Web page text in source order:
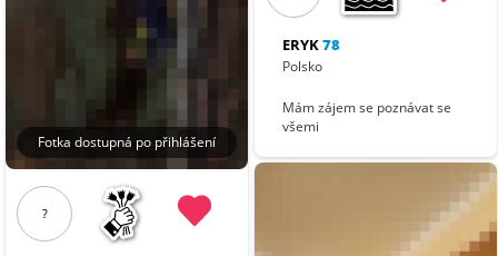
Fotka dostupná po přihlášení
?
ERYK78
Polsko
Mám zájem se poznávat se
všemi